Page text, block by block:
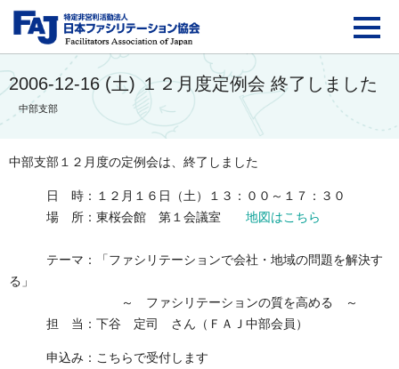
FAJ：特定非営利活動
2006-12-16 (土) １２月度定例会 終了しました
中部支部
中部支部１２月度の定例会は、終了しました
日 時：１２月１６日（土）１３：００～１７：３０
場 所：東桜会館 第１会議室 地図はこちら
テーマ：「ファシリテーションで会社・地域の問題を解決す
る」
～ ファシリテーションの質を高める ～
担 当：下谷 定司 さん（ＦＡＪ中部会員）
申込み：こちらで受付します